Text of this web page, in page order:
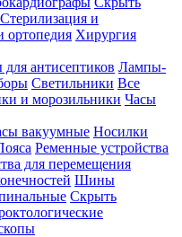
Стерилизация и
ортопедия Хирургия
для антисептиков Лампы-
Светильники Все
и морозильники Часы
вакуумные Носилки
Ременные устройства
для перемещения
Шины
Скрыть